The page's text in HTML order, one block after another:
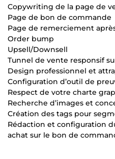
Copywriting de la page de
Page de bon de commande
Page de remerciement
Order bump
Upsell/Downsell
Tunnel de vente responsif
Design professionnel et
Configuration d’outil de
Respect de votre charte
Recherche d’images et
Création des tags pour
Rédaction et configuration
achat sur le bon de